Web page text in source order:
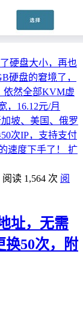
硬盘大小，再也
硬盘的窘境了，
依然全部KVM虚
，16.12元/月
坡、美国、俄罗
次IP，支持支付
速度下手了！ 扩
阅读 1,564 次 阅
址，无需
换50次，附